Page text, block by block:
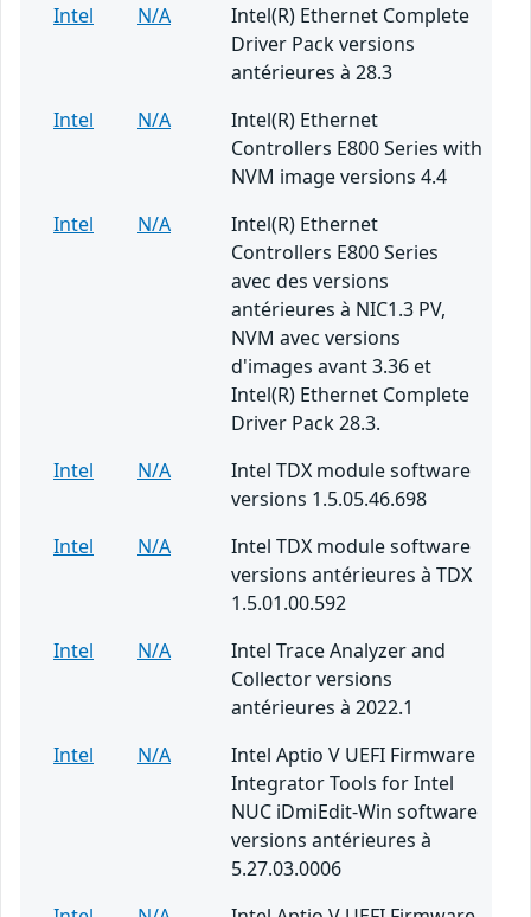
Intel
N/A
Intel(R) Ethernet Complete
Driver Pack versions
antérieures à 28.3
Intel
N/A
Intel(R) Ethernet
Controllers E800 Series with
NVM image versions 4.4
Intel
N/A
Intel(R) Ethernet
Controllers E800 Series
avec des versions
antérieures à NIC1.3 PV,
NVM avec versions
d'images avant 3.36 et
Intel(R) Ethernet Complete
Driver Pack 28.3.
Intel
N/A
Intel TDX module software
versions 1.5.05.46.698
Intel
N/A
Intel TDX module software
versions antérieures à TDX
1.5.01.00.592
Intel
N/A
Intel Trace Analyzer and
Collector versions
antérieures à 2022.1
Intel
N/A
Intel Aptio V UEFI Firmware
Integrator Tools for Intel
NUC iDmiEdit-Win software
versions antérieures à
5.27.03.0006